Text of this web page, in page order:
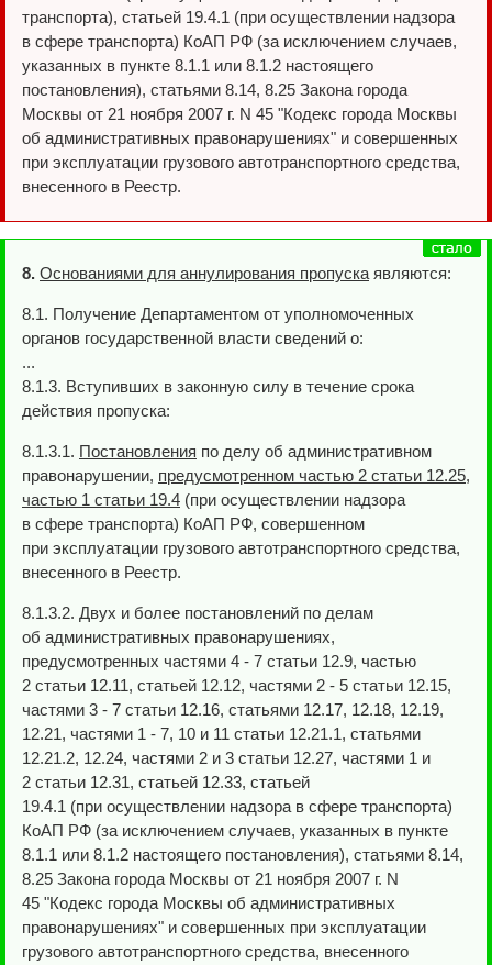
транспорта), статьей 19.4.1 (при осуществлении надзора
в сфере транспорта) КоАП РФ (за исключением случаев,
указанных в пункте 8.1.1 или 8.1.2 настоящего
постановления), статьями 8.14, 8.25 Закона города
Москвы от 21 ноября 2007 г. N 45 "Кодекс города Москвы
об административных правонарушениях" и совершенных
при эксплуатации грузового автотранспортного средства,
внесенного в Реестр.
8. Основаниями для аннулирования пропуска являются:
8.1. Получение Департаментом от уполномоченных
органов государственной власти сведений о:
...
8.1.3. Вступивших в законную силу в течение срока
действия пропуска:
8.1.3.1. Постановления по делу об административном
правонарушении, предусмотренном частью 2 статьи 12.25,
частью 1 статьи 19.4 (при осуществлении надзора
в сфере транспорта) КоАП РФ, совершенном
при эксплуатации грузового автотранспортного средства,
внесенного в Реестр.
8.1.3.2. Двух и более постановлений по делам
об административных правонарушениях,
предусмотренных частями 4 - 7 статьи 12.9, частью
2 статьи 12.11, статьей 12.12, частями 2 - 5 статьи 12.15,
частями 3 - 7 статьи 12.16, статьями 12.17, 12.18, 12.19,
12.21, частями 1 - 7, 10 и 11 статьи 12.21.1, статьями
12.21.2, 12.24, частями 2 и 3 статьи 12.27, частями 1 и
2 статьи 12.31, статьей 12.33, статьей
19.4.1 (при осуществлении надзора в сфере транспорта)
КоАП РФ (за исключением случаев, указанных в пункте
8.1.1 или 8.1.2 настоящего постановления), статьями 8.14,
8.25 Закона города Москвы от 21 ноября 2007 г. N
45 "Кодекс города Москвы об административных
правонарушениях" и совершенных при эксплуатации
грузового автотранспортного средства, внесенного